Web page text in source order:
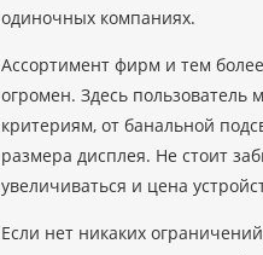
одиночных компаниях.
Ассортимент фирм и тем
огромен. Здесь
критериям, от банальной
размера дисплея. Не стоит
увеличиваться и цена
Если нет никаких